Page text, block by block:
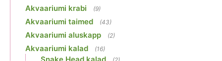
Akvaariumi krabi (9)
Akvaariumi taimed (43)
Akvaariumi aluskapp (2)
Akvaariumi kalad (16)
Snake Head kalad